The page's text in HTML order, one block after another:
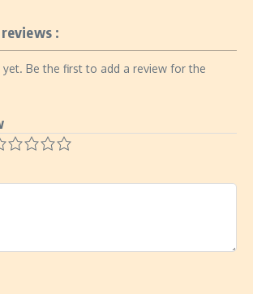
:
yet. Be the first to add a review for the